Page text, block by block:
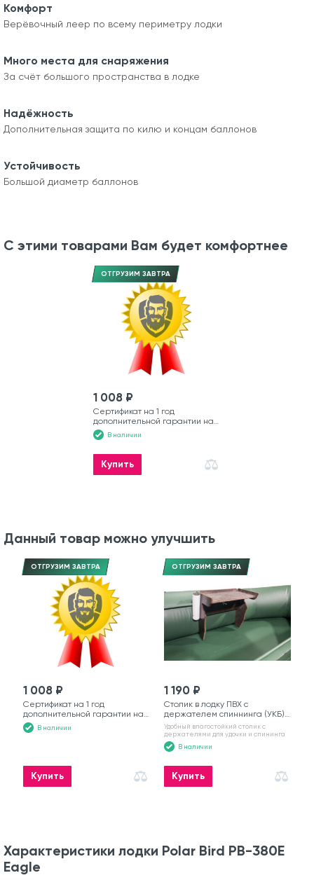
Комфорт
Верёвочный леер по всему периметру лодки
Много места для снаряжения
За счёт большого пространства в лодке
Надёжность
Дополнительная защита по килю и концам баллонов
Устойчивость
Большой диаметр баллонов
С этими товарами Вам будет комфортнее
ОТГРУЗИМ ЗАВТРА
1 008 ₽
Сертификат на 1 год
дополнительной гарантии на
моторную лодку
В наличии
Купить
Данный товар можно улучшить
ОТГРУЗИМ ЗАВТРА
1 008 ₽
Сертификат на 1 год
дополнительной гарантии на
моторную лодку
В наличии
Купить
ОТГРУЗИМ ЗАВТРА
1 190 ₽
Столик в лодку ПВХ с
держателем спиннинга (УКБ)
№6
Удобный влагостойкий столик с
держателями для удочки и спининга
В наличии
Купить
Характеристики лодки Polar Bird PB-380E
Eagle